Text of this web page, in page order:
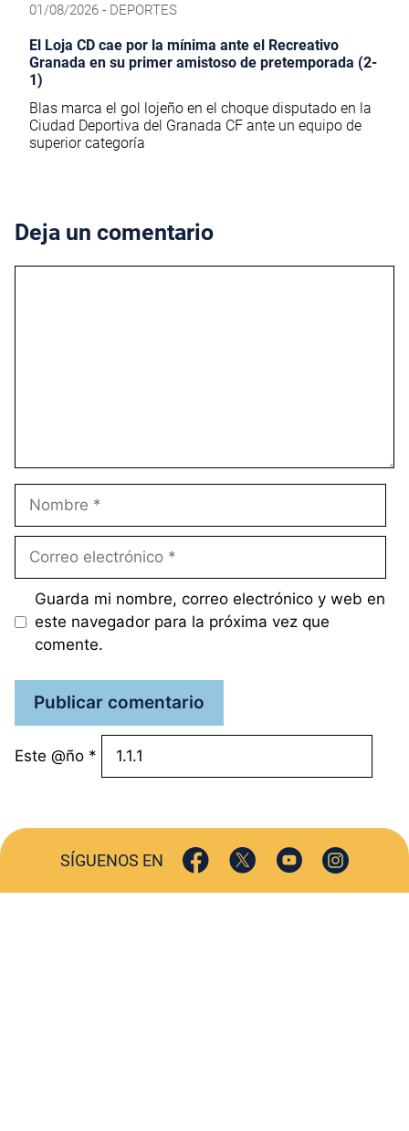
01/08/2026 - DEPORTES
El Loja CD cae por la mínima ante el Recreativo
Granada en su primer amistoso de pretemporada (2-
1)
Blas marca el gol lojeño en el choque disputado en la
Ciudad Deportiva del Granada CF ante un equipo de
superior categoría
Deja un comentario
Nombre
Correo
Guarda mi nombre, correo electrónico y web en
este navegador para la próxima vez que
comente.
Este @ño *
SÍGUENOS EN